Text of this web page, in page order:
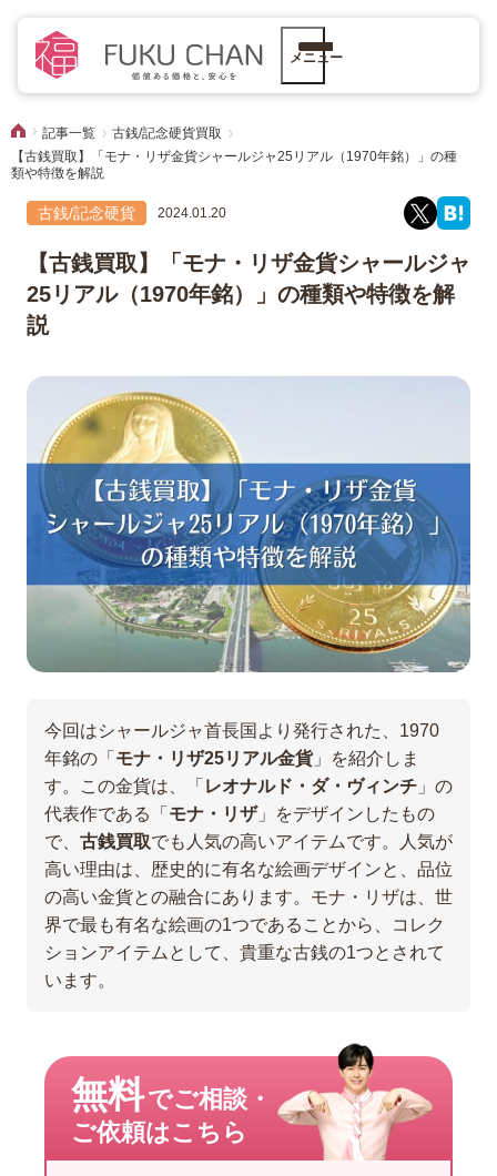
メニュー
記事一覧
古銭/記念硬貨買取
【古銭買取】「モナ・リザ金貨シャールジャ25リアル（1970年銘）」の種
類や特徴を解説
古銭/記念硬貨 2024.01.20
【古銭買取】「モナ・リザ金貨シャールジャ
25リアル（1970年銘）」の種類や特徴を解
説
今回はシャールジャ首長国より発行された、1970
年銘の「 モナ・リザ25リアル金貨」を紹介しま
す。この金貨は、「 レオナルド・ダ・ヴィンチ 」の
代表作である「 モナ・リザ」をデザインしたもの
で、 古銭買取でも人気の高いアイテムです。人気が
高い理由は、歴史的に有名な絵画デザインと、品位
の高い金貨との融合にあります。モナ・リザは、世
界で最も有名な絵画の1つであることから、コレク
ションアイテムとして、貴重な古銭の1つとされて
います。
無料でご相談・
ご依頼はこちら